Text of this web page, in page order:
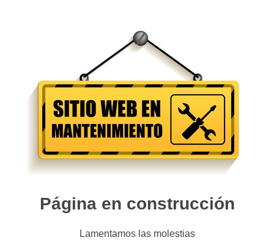
Página en construcción
Lamentamos las molestias